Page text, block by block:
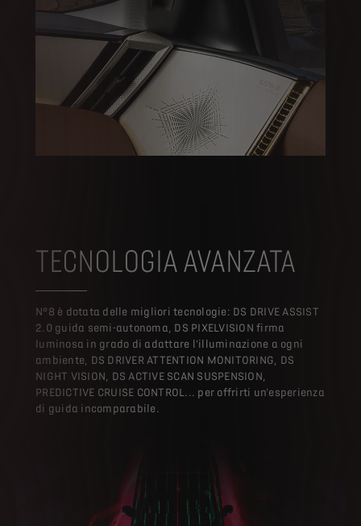
TECNOLOGIA AVANZATA
N°8 è dotata delle migliori tecnologie: DS DRIVE ASSIST
2.0 guida semi-autonoma, DS PIXELVISION firma
luminosa in grado di adattare l'illuminazione a ogni
ambiente, DS DRIVER ATTENTION MONITORING, DS
NIGHT VISION, DS ACTIVE SCAN SUSPENSION,
PREDICTIVE CRUISE CONTROL... per offrirti un'esperienza
di guida incomparabile.